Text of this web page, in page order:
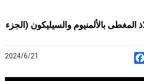
المغطى بالألمنيوم والسيليكون (الجزء
Facebook
2024/6/21